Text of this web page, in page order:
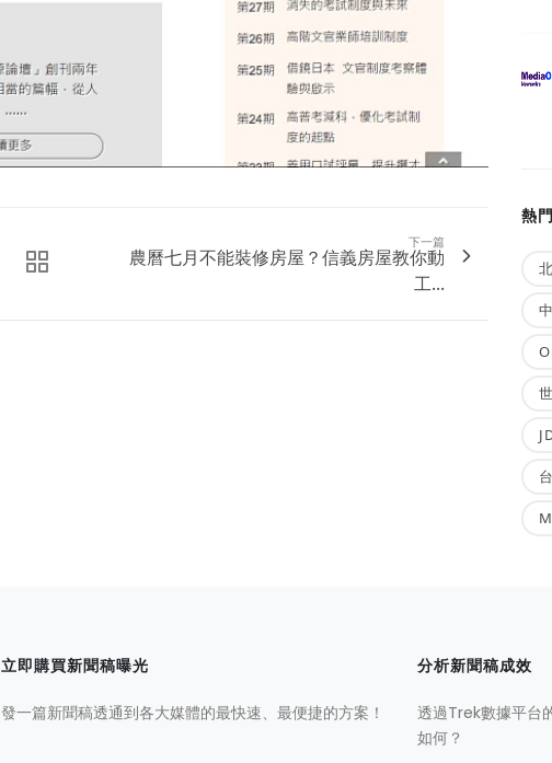
下一篇
農曆七月不能裝修房屋？信義房屋教你動
工...
熱
立即購買新聞稿曝光
發一篇新聞稿透通到各大媒體的最快速、最便捷的方案！
分析新聞稿成效
透過Trek數據平台
如何？